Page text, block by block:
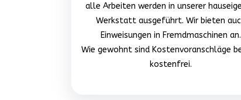
alle Arbeiten werden in unserer
Werkstatt ausgeführt. Wir bieten
Einweisungen in Fremdmaschinen an.
Wie gewohnt sind Kostenvoranschläge
kostenfrei.